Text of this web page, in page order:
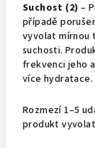
Suchost (2) –
případě
vyvolat mírnou
suchosti.
frekvenci jeho
více hydratace.
Rozmezí 1–5
produkt